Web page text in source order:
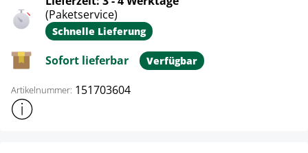
(Paketservice)
Schnelle Lieferung
Sofort lieferbar Verfügbar
Artikelnummer: 151703604
Weitere Produktinformationen anzeigen